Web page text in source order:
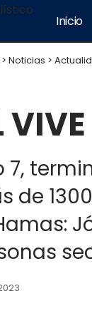
Inicio
> Noticias >
7,
de